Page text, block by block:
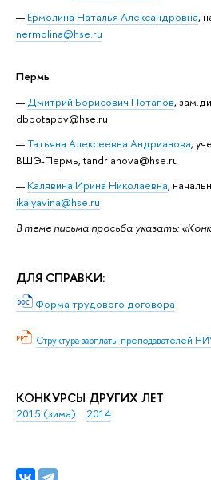
Ермолина Наталья Александровна,
nermolina@hse.ru
Пермь
Дмитрий Борисович Потапов,
dbpotapov@hse.ru
Татьяна Алексеевна Андрианова,
ВШЭ-Пермь, tandrianova@hse.ru
Калявина Ирина Николаевна,
ikalyavina@hse.ru
В теме письма просьба указать:
ДЛЯ СПРАВКИ:
Форма трудового договора
Структура зарплаты преподавателей
КОНКУРСЫ ДРУГИХ ЛЕТ
2015 (зима) 2014